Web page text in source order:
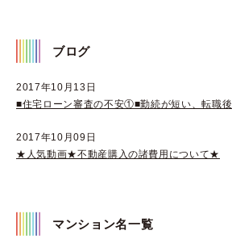
ブログ
2017年10月13日
■住宅ローン審査の不安①■勤続が短い、転職後
2017年10月09日
★人気動画★不動産購入の諸費用について★
マンション名一覧